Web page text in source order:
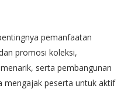
pemanfaatan
promosi koleksi,
serta pembangunan
mengajak peserta untuk aktif